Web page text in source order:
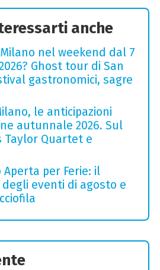
anche
nel weekend dal 7
Ghost tour di San
gastronomici, sagre
le anticipazioni
autunnale 2026. Sul
Taylor Quartet e
Aperta per Ferie: il
eventi di agosto e